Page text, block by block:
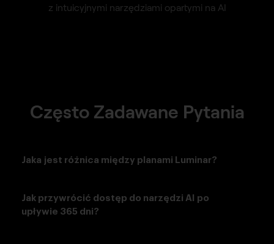
z intuicyjnymi narzędziami opartymi na AI
Często Zadawane Pytania
Jaka jest różnica między planami Luminar?
Jak przywrócić dostęp do narzędzi AI po
upływie 365 dni?